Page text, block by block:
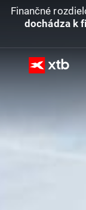
Finančné
dochádza k